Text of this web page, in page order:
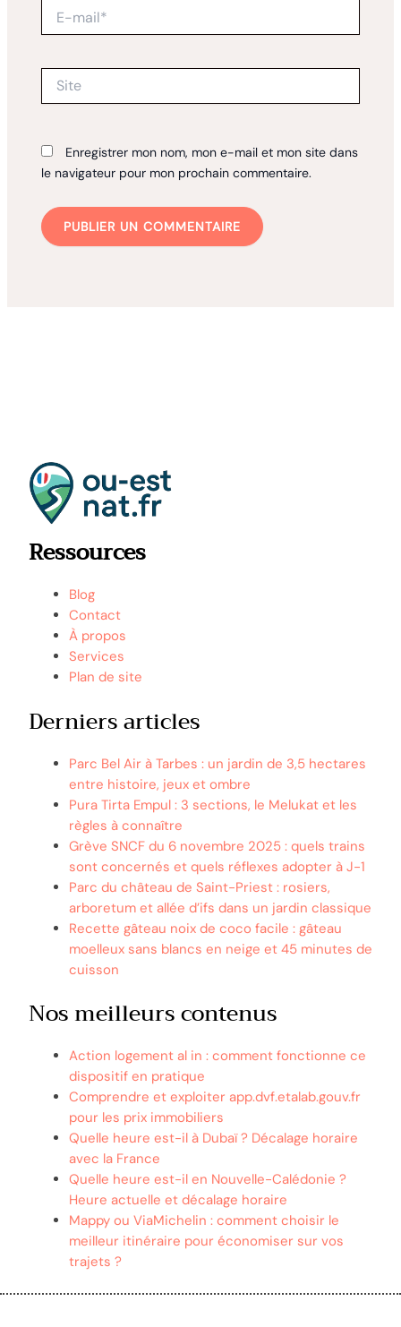
mail*
Enregistrer mon nom, mon e-mail et mon site dans
le navigateur pour mon prochain commentaire.
Ressources
Blog
Contact
À propos
Services
Plan de site
Derniers articles
Parc Bel Air à Tarbes : un jardin de 3,5 hectares
entre histoire, jeux et ombre
Pura Tirta Empul : 3 sections, le Melukat et les
règles à connaître
Grève SNCF du 6 novembre 2025 : quels trains
sont concernés et quels réflexes adopter à J-1
Parc du château de Saint-Priest : rosiers,
arboretum et allée d’ifs dans un jardin classique
Recette gâteau noix de coco facile : gâteau
moelleux sans blancs en neige et 45 minutes de
cuisson
Nos meilleurs contenus
Action logement al in : comment fonctionne ce
dispositif en pratique
Comprendre et exploiter app.dvf.etalab.gouv.fr
pour les prix immobiliers
Quelle heure est-il à Dubaï ? Décalage horaire
avec la France
Quelle heure est-il en Nouvelle-Calédonie ?
Heure actuelle et décalage horaire
Mappy ou ViaMichelin : comment choisir le
meilleur itinéraire pour économiser sur vos
trajets ?